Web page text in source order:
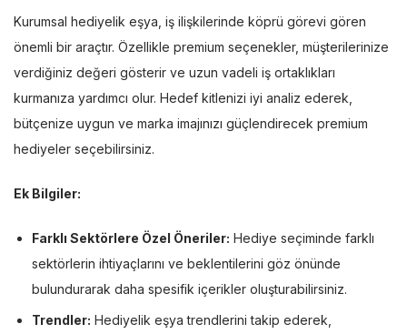
Kurumsal hediyelik eşya, iş ilişkilerinde köprü görevi gören
önemli bir araçtır. Özellikle premium seçenekler, müşterilerinize
verdiğiniz değeri gösterir ve uzun vadeli iş ortaklıkları
kurmanıza yardımcı olur. Hedef kitlenizi iyi analiz ederek,
bütçenize uygun ve marka imajınızı güçlendirecek premium
hediyeler seçebilirsiniz.
Ek Bilgiler:
Farklı Sektörlere Özel Öneriler: Hediye seçiminde farklı
sektörlerin ihtiyaçlarını ve beklentilerini göz önünde
bulundurarak daha spesifik içerikler oluşturabilirsiniz.
Trendler: Hediyelik eşya trendlerini takip ederek,